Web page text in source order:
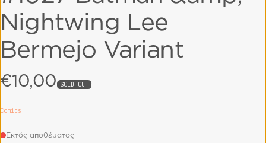
Nightwing Lee
Bermejo Variant
Regular price
€10,00 SOLD OUT
Comics
Εκτός αποθέματος